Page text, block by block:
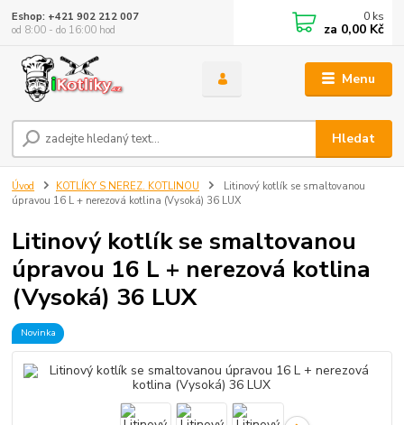
Menu
Hledat
Eshop: +421 902 212 007
od 8:00 - do 16:00 hod
0 ks
za 0,00 Kč
Úvod KOTLÍKY S NEREZ. KOTLINOU
Litinový kotlík se smaltovanou
úpravou 16 L + nerezová kotlina (Vysoká) 36 LUX
Litinový kotlík se smaltovanou
úpravou 16 L + nerezová kotlina
(Vysoká) 36 LUX
Novinka